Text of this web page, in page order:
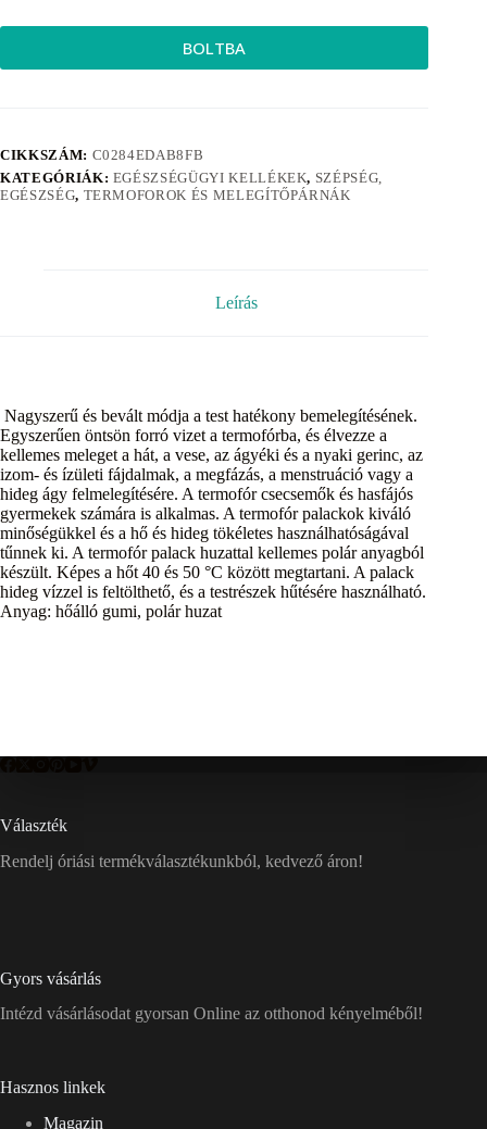
BOLTBA
CIKKSZÁM: C0284EDAB8FB
KATEGÓRIÁK: EGÉSZSÉGÜGYI KELLÉKEK, SZÉPSÉG,
EGÉSZSÉG, TERMOFOROK ÉS MELEGÍTŐPÁRNÁK
Leírás
Nagyszerű és bevált módja a test hatékony bemelegítésének.
Egyszerűen öntsön forró vizet a termofórba, és élvezze a
kellemes meleget a hát, a vese, az ágyéki és a nyaki gerinc, az
izom- és ízületi fájdalmak, a megfázás, a menstruáció vagy a
hideg ágy felmelegítésére. A termofór csecsemők és hasfájós
gyermekek számára is alkalmas. A termofór palackok kiváló
minőségükkel és a hő és hideg tökéletes használhatóságával
tűnnek ki. A termofór palack huzattal kellemes polár anyagból
készült. Képes a hőt 40 és 50 °C között megtartani. A palack
hideg vízzel is feltölthető, és a testrészek hűtésére használható.
Anyag: hőálló gumi, polár huzat
Választék
Rendelj óriási termékválasztékunkból, kedvező áron!
Gyors vásárlás
Intézd vásárlásodat gyorsan Online az otthonod kényelméből!
Hasznos linkek
Magazin